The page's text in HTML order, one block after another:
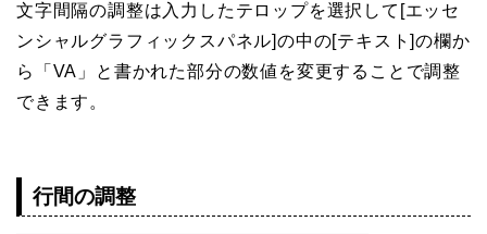
文字間隔の調整は入力したテロップを選択して[エッセ
ンシャルグラフィックスパネル]の中の[テキスト]の欄か
ら「VA」と書かれた部分の数値を変更することで調整
できます。
行間の調整